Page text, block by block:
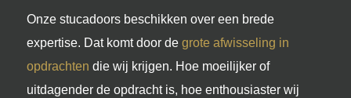
Onze stucadoors beschikken over een brede
expertise. Dat komt door de grote afwisseling in
opdrachten die wij krijgen. Hoe moeilijker of
uitdagender de opdracht is, hoe enthousiaster wij